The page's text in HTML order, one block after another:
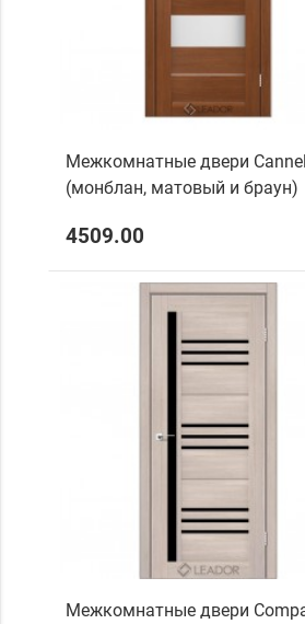
Межкомнатные двери
(монблан, матовый и браун)
4509.00
Межкомнатные двери